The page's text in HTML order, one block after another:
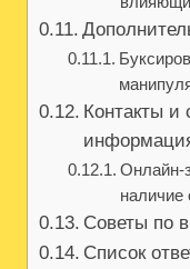
Контакты
наличие
Советы по
Список